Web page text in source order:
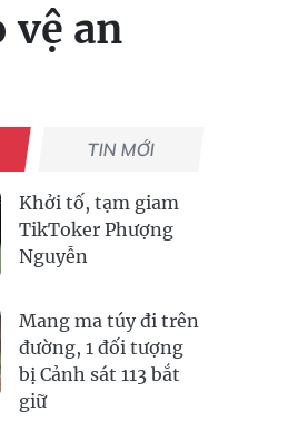
vệ an
TIN MỚI
Khởi tố, tạm giam
TikToker Phượng
Nguyễn
Mang ma túy đi trên
đường, 1 đối tượng
bị Cảnh sát 113 bắt
giữ